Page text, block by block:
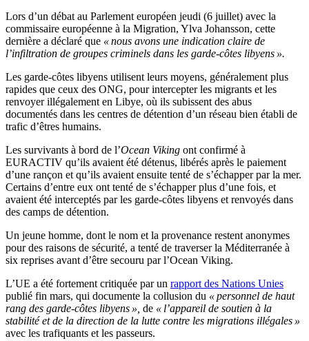
Lors d’un débat au Parlement européen jeudi (6 juillet) avec la
commissaire européenne à la Migration, Ylva Johansson, cette
dernière a déclaré que « nous avons une indication claire de
l’infiltration de groupes criminels dans les garde-côtes libyens ».
Les garde-côtes libyens utilisent leurs moyens, généralement plus
rapides que ceux des ONG, pour intercepter les migrants et les
renvoyer illégalement en Libye, où ils subissent des abus
documentés dans les centres de détention d’un réseau bien établi de
trafic d’êtres humains.
Les survivants à bord de l’Ocean Viking ont confirmé à
EURACTIV qu’ils avaient été détenus, libérés après le paiement
d’une rançon et qu’ils avaient ensuite tenté de s’échapper par la mer.
Certains d’entre eux ont tenté de s’échapper plus d’une fois, et
avaient été interceptés par les garde-côtes libyens et renvoyés dans
des camps de détention.
Un jeune homme, dont le nom et la provenance restent anonymes
pour des raisons de sécurité, a tenté de traverser la Méditerranée à
six reprises avant d’être secouru par l’Ocean Viking.
L’UE a été fortement critiquée par un rapport des Nations Unies
publié fin mars, qui documente la collusion du « personnel de haut
rang des garde-côtes libyens », de « l’appareil de soutien à la
stabilité et de la direction de la lutte contre les migrations illégales »
avec les trafiquants et les passeurs.